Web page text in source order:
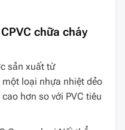
chữa cháy
sản xuất từ
một loại nhựa nhiệt dẻo
hơn so với PVC tiêu